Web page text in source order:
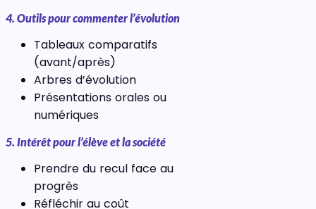
4. Outils pour commenter l’évolution
Tableaux comparatifs
(avant/après)
Arbres d’évolution
Présentations orales ou
numériques
5. Intérêt pour l’élève et la société
Prendre du recul face au
progrès
Réfléchir au coût